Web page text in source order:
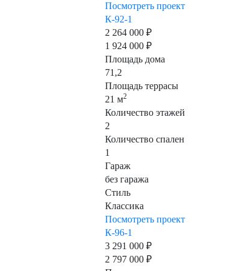
Посмотреть проект
К-92-1
2 264 000 ₽
1 924 000 ₽
Площадь дома
71,2
Площадь террасы
21 м2
Количество этажей
2
Количество спален
1
Гараж
без гаража
Стиль
Классика
Посмотреть проект
К-96-1
3 291 000 ₽
2 797 000 ₽